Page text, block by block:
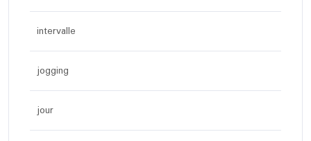
intervalle
jogging
jour